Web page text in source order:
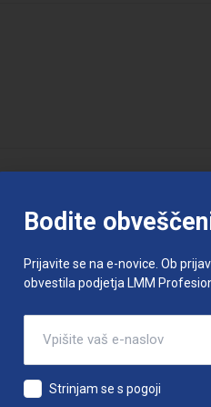
Bodite
Prijavite se na e-novice. Ob
obvestila podjetja LMM
Strinjam se s pogoji